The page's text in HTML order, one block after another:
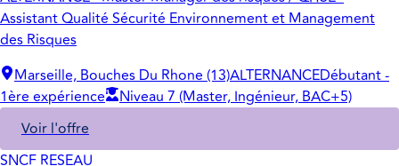
Assistant Qualité Sécurité Environnement et Management
des Risques
Marseille, Bouches Du Rhone (13)ALTERNANCEDébutant -
1ère expérience
Niveau 7 (Master, Ingénieur, BAC+5)
Voir l'offre
SNCF RESEAU